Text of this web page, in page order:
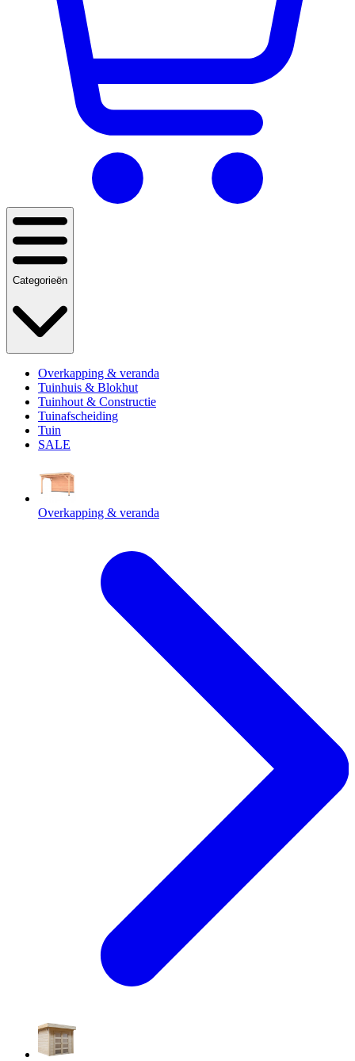
Categorieën
Overkapping & veranda
Tuinhuis & Blokhut
Tuinhout & Constructie
Tuinafscheiding
Tuin
SALE
Overkapping & veranda